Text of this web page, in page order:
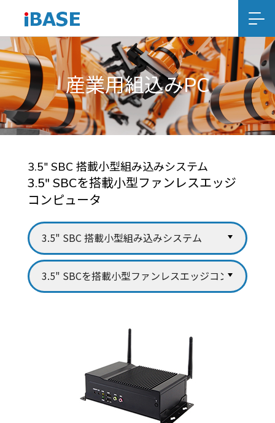
産業用組込みPC
3.5" SBC 搭載小型組み込みシステム
3.5" SBCを搭載小型ファンレスエッジ
コンピュータ